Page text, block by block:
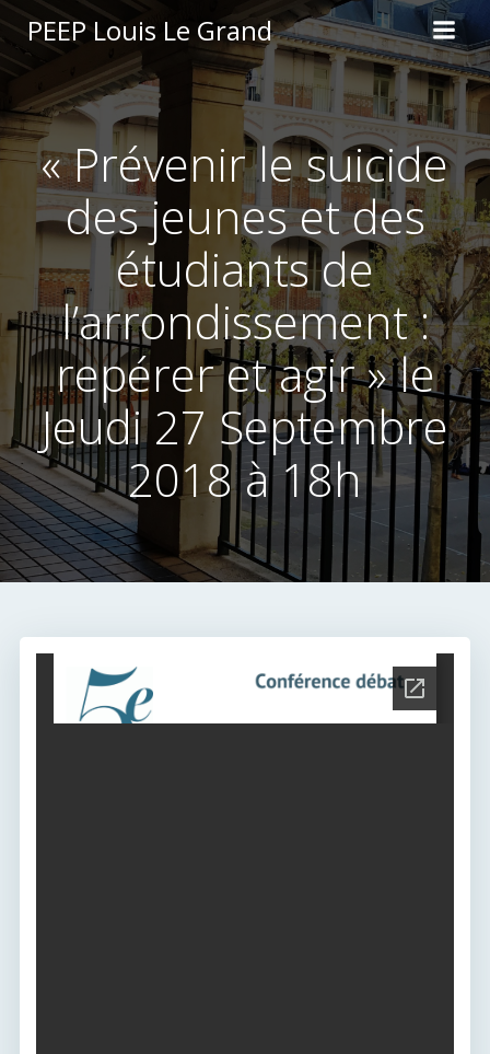
au
contenu
PEEP Louis Le Grand
« Prévenir le suicide
des jeunes et des
étudiants de
l’arrondissement :
repérer et agir » le
Jeudi 27 Septembre
2018 à 18h